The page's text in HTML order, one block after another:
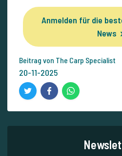
Anmelden für die
News
Beitrag von The Carp Specialist
20-11-2025